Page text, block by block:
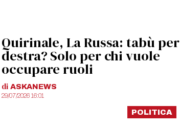
Quirinale, La Russa: tabù per
destra? Solo per chi vuole
occupare ruoli
di ASKANEWS
29/07/2026 16:01
POLITICA